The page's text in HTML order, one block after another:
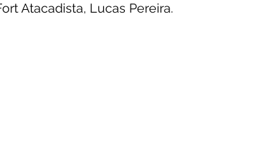
Atacadista, Lucas Pereira.